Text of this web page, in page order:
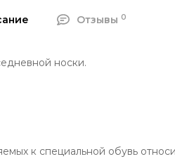
Отзывы 0
носки.
к специальной обувь